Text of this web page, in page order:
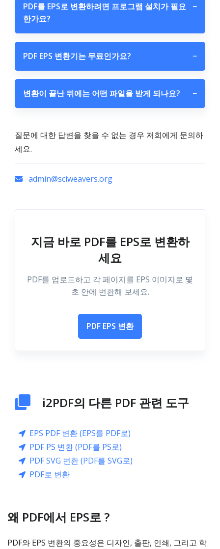
PDF를 EPS로 변환하려면 프로그램 설치가 필요
한가요?
−
PDF EPS 변환기는 무료인가요? −
변환이 끝난 뒤에는 어떤 파일을 받게 되나요? −
질문에 대한 답변을 찾을 수 없는 경우 저희에게 문의하
세요.
admin@sciweavers.org
지금 바로 PDF를 EPS로 변환하
세요
PDF를 업로드하고 각 페이지를 EPS 이미지로 몇
초 안에 변환해 보세요.
PDF EPS 변환
i2PDF의 다른 PDF 관련 도구
EPS PDF 변환 (EPS를 PDF로)
PDF PS 변환 (PDF를 PS로)
PDF SVG 변환 (PDF를 SVG로)
PDF로 변환
왜 PDF에서 EPS로 ?
PDF와 EPS 변환의 중요성은 디자인, 출판, 인쇄, 그리고 학